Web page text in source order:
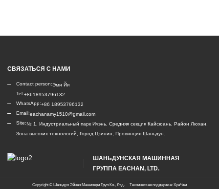
СВЯЗАТЬСЯ С НАМИ
Contact person:Эми Йи
Tel:+8618953796132
WhatsApp:+86 18953796132
Email:eachanamy1510@gmail.com
Site:№ 1, Индустриальный парк Ичэнь, Средняя секция Кайсюань, Район Люхан,
Зона высоких технологий, Город Цзинин, Провинция Шаньдун.
ШАНЬДУНСКАЯ МАШИННАЯ
ГРУППА EACHAN, LTD.
Copyright ©Шаньдун Эйчан Машинери Груп Ко., Лтд. Техническая поддержка: ХуаЧжи